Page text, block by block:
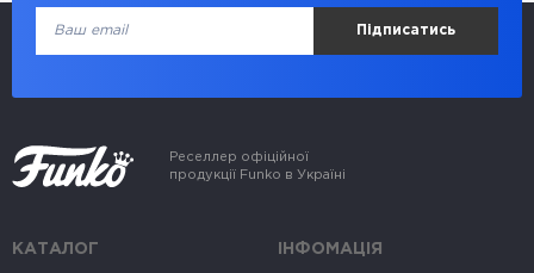
Підписатись
Реселлер офіційної
продукції Funko в Україні
КАТАЛОГ ІНФОМАЦІЯ